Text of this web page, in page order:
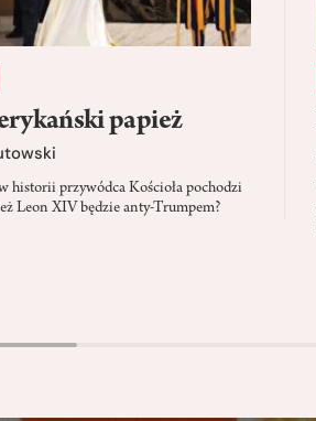
papież
historii przywódca Kościoła pochodzi
Leon XIV będzie anty-Trumpem?